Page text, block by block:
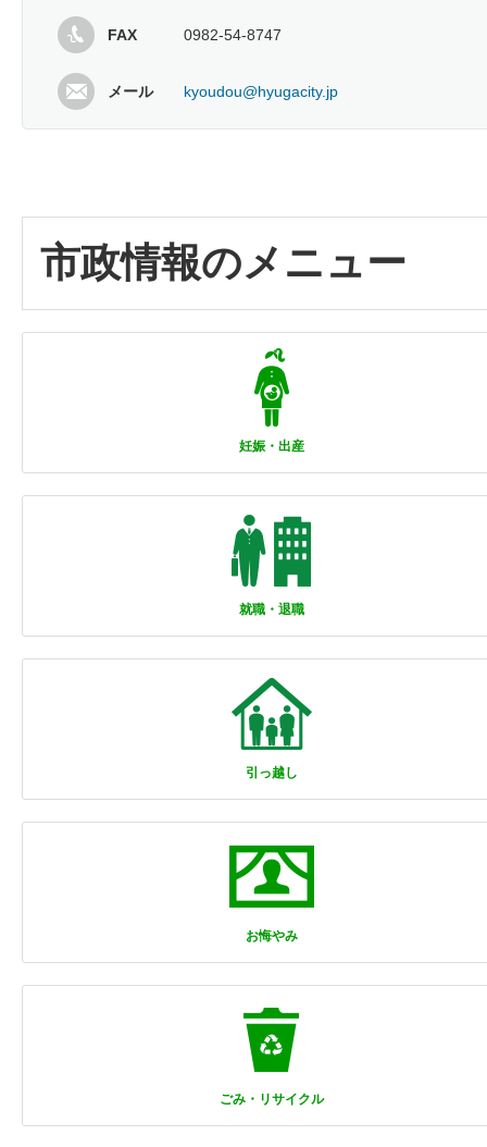
FAX 0982-54-8747
メール kyoudou@hyugacity.jp
市政情報のメニュー
妊娠・出産
就職・退職
引っ越し
お悔やみ
ごみ・リサイクル